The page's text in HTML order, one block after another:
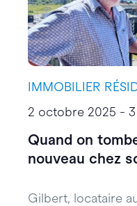
IMMOBILIER
2 octobre 2025 -
Quand on
nouveau chez
Gilbert, locataire